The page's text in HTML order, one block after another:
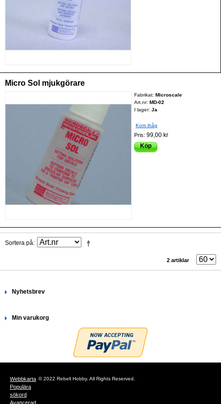
Micro Sol mjukgörare
Fabrikat: Microscale
Art.nr: MD-02
I lager: Ja
Kom ihåg
Pris: 99,00 kr
Köp
Sortera på
2 artiklar
Nyhetsbrev
Min varukorg
Webbkarta
Populära
sökord
Avancerad
© 2022 Rebell Hobby. All Rights Reserved.